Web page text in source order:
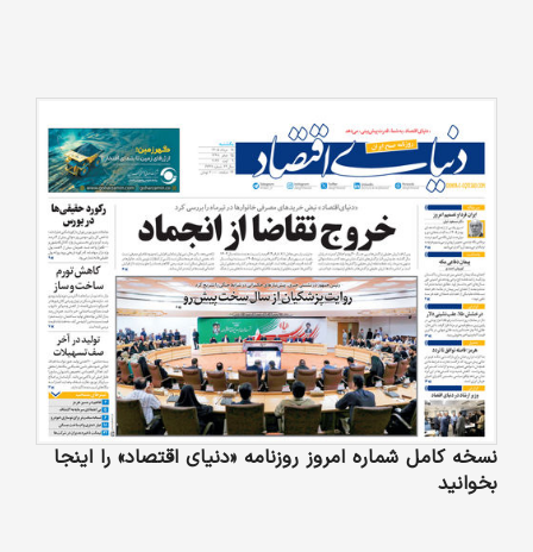
نسخه کامل شماره امروز روزنامه «دنیای‌ اقتصاد» را اینجا
بخوانید